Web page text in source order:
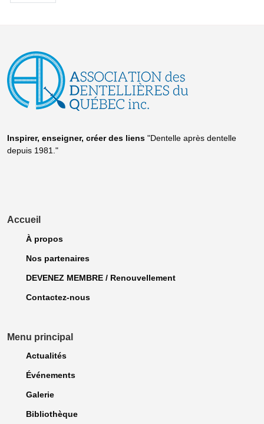
Inspirer, enseigner, créer des liens "Dentelle après dentelle
depuis 1981."
Accueil
À propos
Nos partenaires
DEVENEZ MEMBRE / Renouvellement
Contactez-nous
Menu principal
Actualités
Événements
Galerie
Bibliothèque